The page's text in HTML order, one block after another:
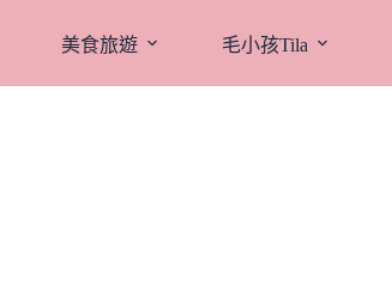
美食旅遊 毛小孩Tila